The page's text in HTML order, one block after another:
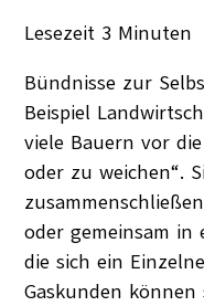
Lesezeit 3 Minuten
Bündnisse zur
Beispiel
viele Bauern vor
oder zu weichen“.
oder gemeinsam in
die sich ein
Gaskunden